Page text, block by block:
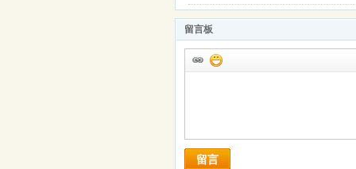
留言板
留言